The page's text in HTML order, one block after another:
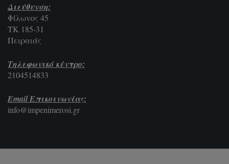
Διεύθυνση:
Φίλωνος 45
ΤΚ 185-31
Πειραιάς
Τηλεφωνικό κέντρο:
2104514833
Email Επικοινωνίας:
info@impenimerosi.gr